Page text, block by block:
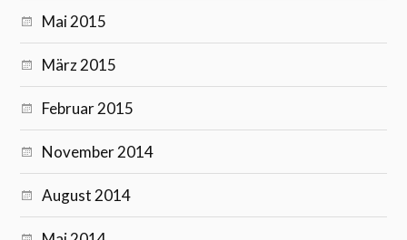
Mai 2015
März 2015
Februar 2015
November 2014
August 2014